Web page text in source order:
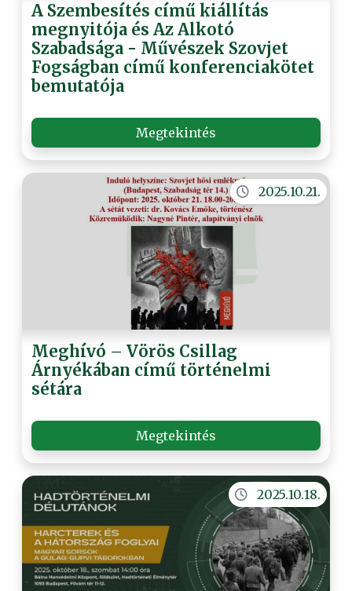
A Szembesítés című kiállítás
megnyitója és Az Alkotó
Szabadsága - Művészek Szovjet
Fogságban című konferenciakötet
bemutatója
Megtekintés
2025.10.21.
Meghívó – Vörös Csillag
Árnyékában című történelmi
sétára
Megtekintés
2025.10.18.